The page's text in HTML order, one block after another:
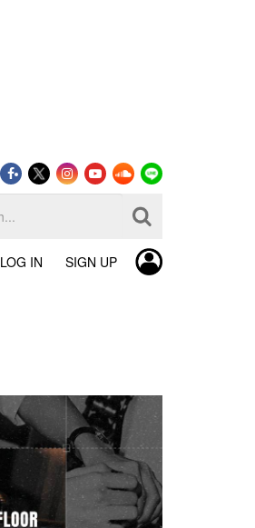
LOG IN SIGN UP